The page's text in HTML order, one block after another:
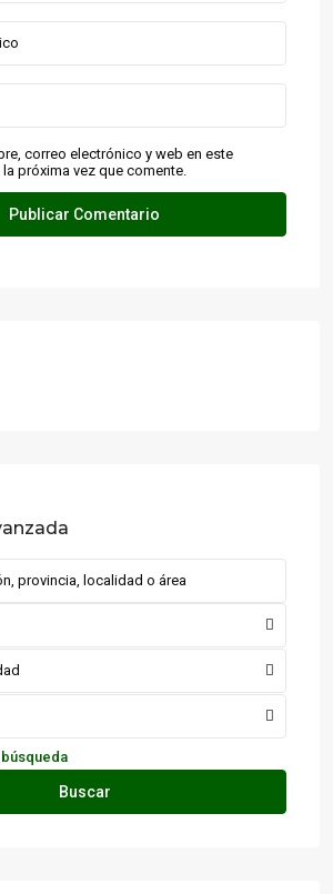
correo electrónico y web en este
próxima vez que comente.
Buscar